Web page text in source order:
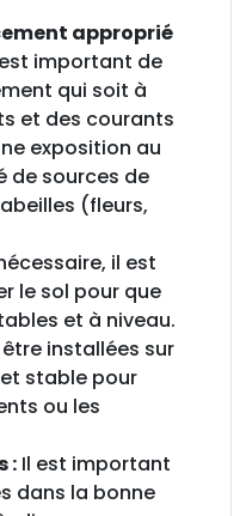
approprié
important de
qui soit à
et des courants
exposition au
de sources de
(fleurs,
il est
le sol pour que
et à niveau.
installées sur
stable pour
ou les
: Il est important
dans la bonne